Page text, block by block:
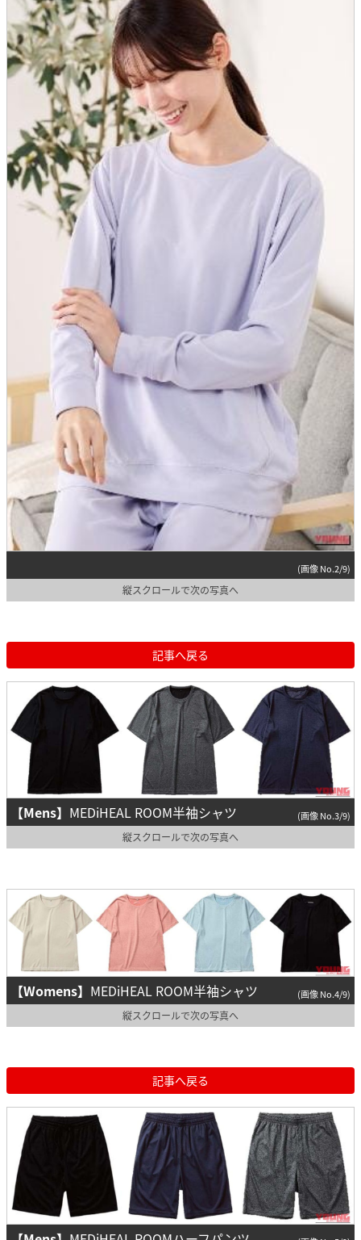
(画像 No.2/9)
縦スクロールで次の写真へ
記事へ戻る
【Mens】 MEDiHEAL ROOM半袖シャツ (画像 No.3/9)
縦スクロールで次の写真へ
【Womens】 MEDiHEAL ROOM半袖シャツ (画像 No.4/9)
縦スクロールで次の写真へ
記事へ戻る